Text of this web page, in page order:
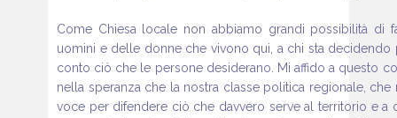
Come Chiesa locale non abbiamo grandi possibilità
uomini e delle donne che vivono qui, a chi sta
conto ciò che le persone desiderano. Mi affido a questo
nella speranza che la nostra classe politica regionale,
voce per difendere ciò che davvero serve al territorio e